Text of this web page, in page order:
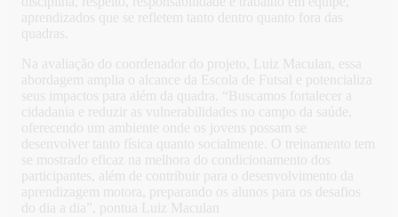
aprendizados que se refletem tanto dentro quanto fora das
quadras.
Na avaliação do coordenador do projeto, Luiz Maculan, essa
abordagem amplia o alcance da Escola de Futsal e potencializa
seus impactos para além da quadra. “Buscamos fortalecer a
cidadania e reduzir as vulnerabilidades no campo da saúde,
oferecendo um ambiente onde os jovens possam se
desenvolver tanto física quanto socialmente. O treinamento tem
se mostrado eficaz na melhora do condicionamento dos
participantes, além de contribuir para o desenvolvimento da
aprendizagem motora, preparando os alunos para os desafios
do dia a dia”, pontua Luiz Maculan